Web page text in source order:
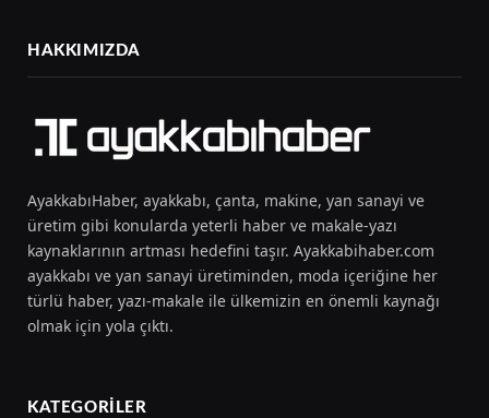
HAKKIMIZDA
AyakkabıHaber, ayakkabı, çanta, makine, yan sanayi ve
üretim gibi konularda yeterli haber ve makale-yazı
kaynaklarının artması hedefini taşır. Ayakkabihaber.com
ayakkabı ve yan sanayi üretiminden, moda içeriğine her
türlü haber, yazı-makale ile ülkemizin en önemli kaynağı
olmak için yola çıktı.
KATEGORILER